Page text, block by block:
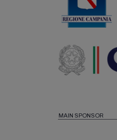
MAIN SPONSOR